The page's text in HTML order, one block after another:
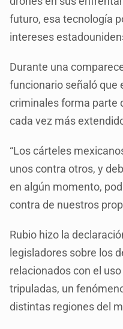
futuro, esa tecnología
intereses
Durante una
funcionario señaló que
criminales forma parte
cada vez más
“Los cárteles
unos contra otros, y
en algún momento,
contra de nuestros
Rubio hizo la
legisladores sobre los
relacionados con el
tripuladas, un
distintas regiones del